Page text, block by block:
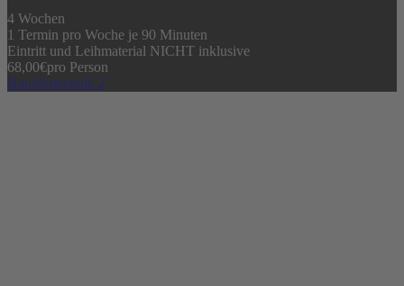
4 Wochen
1 Termin pro Woche je 90 Minuten
Eintritt und Leihmaterial NICHT inklusive
68,00€pro Person
Bouldertechnik 2